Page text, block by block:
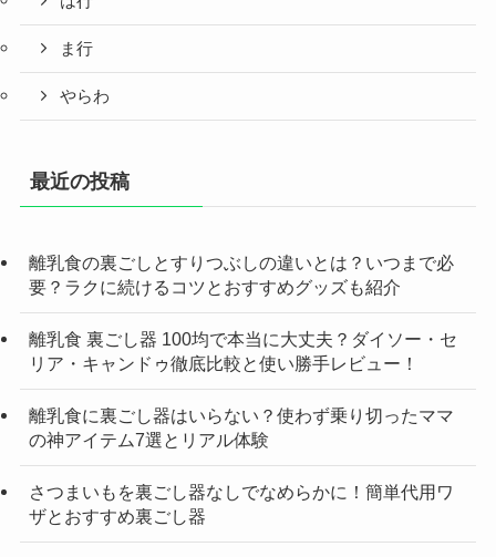
ま行
やらわ
最近の投稿
離乳食の裏ごしとすりつぶしの違いとは？いつまで必
要？ラクに続けるコツとおすすめグッズも紹介
離乳食 裏ごし器 100均で本当に大丈夫？ダイソー・セ
リア・キャンドゥ徹底比較と使い勝手レビュー！
離乳食に裏ごし器はいらない？使わず乗り切ったママ
の神アイテム7選とリアル体験
さつまいもを裏ごし器なしでなめらかに！簡単代用ワ
ザとおすすめ裏ごし器